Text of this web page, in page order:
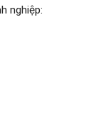
nghiệp: